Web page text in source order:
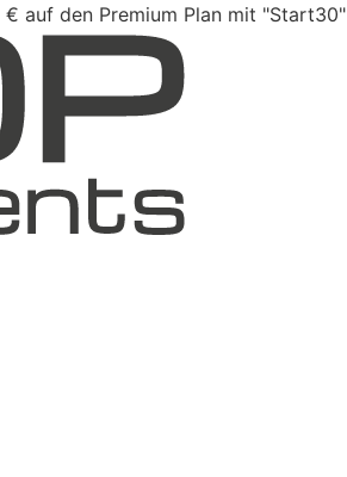
auf den Premium Plan mit "Start30"